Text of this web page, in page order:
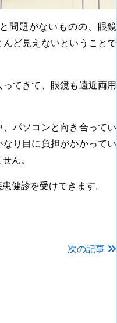
問題がないものの、眼鏡
んど見えないということで
てきて、眼鏡も遠近両用
パソコンと向き合ってい
なり目に負担がかかってい
ん。
健診を受けてきます。
次の記事